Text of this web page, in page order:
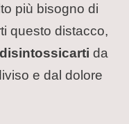
più bisogno di
questo distacco,
disintossicarti da
e dal dolore